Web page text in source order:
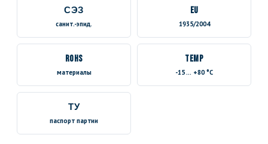
СЭЗ
санит.-эпид.
EU
1935/2004
RoHS
материалы
TEMP
-15 … +80 °C
ТУ
паспорт партии